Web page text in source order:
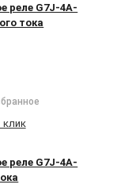
реле G7J-4A-
тока
клик
реле G7J-4A-